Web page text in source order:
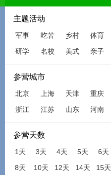
主题活动
军事 吃苦 乡村 体育
研学
名校 美式 亲子
参营城市
北京 上海 天津 重庆
浙江
江苏 山东 河南
参营天数
1天 3天 4天 5天 6天
8天
10天 12天 14天 15天